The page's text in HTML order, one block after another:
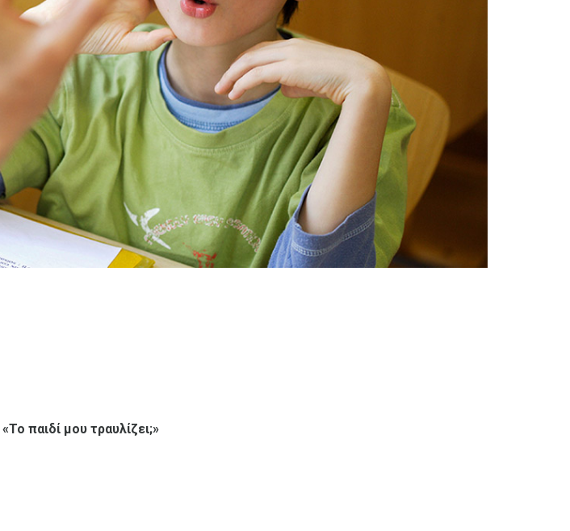
«Το παιδί μου τραυλίζει;»